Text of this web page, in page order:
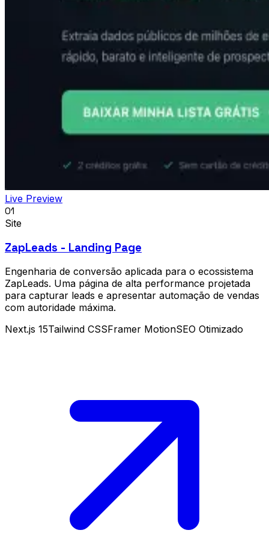
Live Preview
01
Site
ZapLeads - Landing Page
Engenharia de conversão aplicada para o ecossistema
ZapLeads. Uma página de alta performance projetada
para capturar leads e apresentar automação de vendas
com autoridade máxima.
Next.js 15Tailwind CSSFramer MotionSEO Otimizado